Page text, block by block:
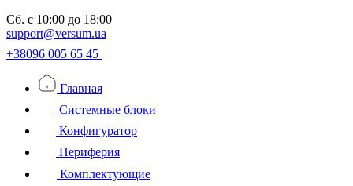
Сб. с 10:00 до 18:00
support@versum.ua
+38096 005 65 45
Главная
Системные блоки
Конфигуратор
Периферия
Комплектующие